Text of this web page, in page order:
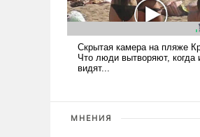
МНЕНИЯ